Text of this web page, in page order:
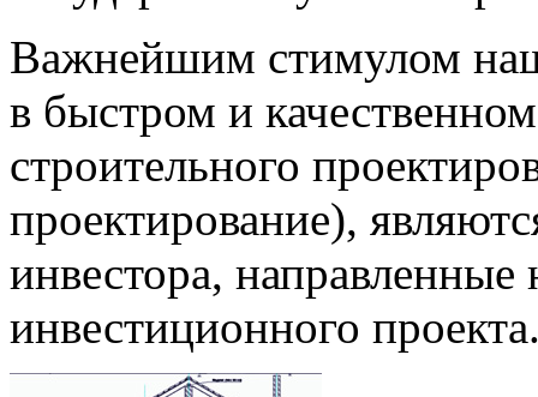
Важнейшим стимулом
в быстром и
строительного
проектирование),
инвестора, направленные
инвестиционного